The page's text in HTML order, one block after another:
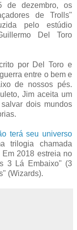
de dezembro, os
de Trolls"
pelo estúdio
Del Toro
por Del Toro e
entre o bem e
de nossos pés.
Jim aceita um
dois mundos
terá seu universo
trilogia chamada
Em 2018 estreia no
3 Lá Embaixo" (3
(Wizards).